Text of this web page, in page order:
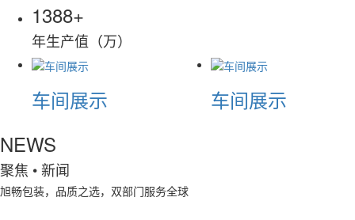
1500+
年生产值（万）
车间展示
车间展示
NEWS
聚焦 • 新闻
旭畅包装，品质之选，双部门服务全球